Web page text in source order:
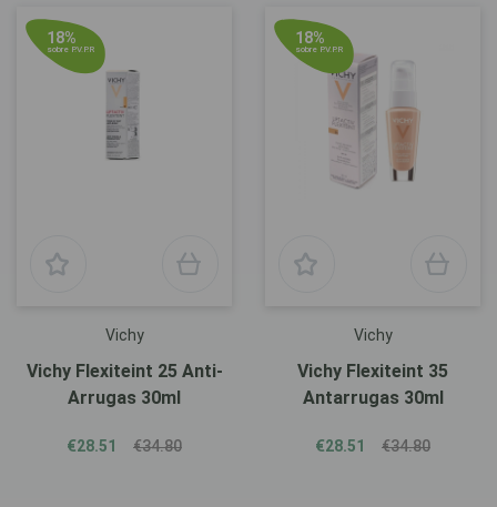
18%
sobre P.V.P.R
Vichy
Vichy Flexiteint 25 Anti-
Arrugas 30ml
€28.51 €34.80
18%
sobre P.V.P.R
Vichy
Vichy Flexiteint 35
Antarrugas 30ml
€28.51 €34.80